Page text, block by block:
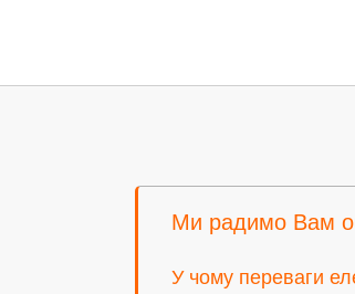
Ми радимо Вам
У чому переваги